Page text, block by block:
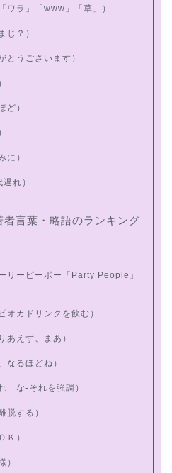
ラ」「www」「草」）
？）
うございます）
）
）
れ）
者言葉・略語のランキング
ーピーポー「Party People」
カドリンクを飲む）
えず、まあ）
るほどね）
な-それを強調）
する）
）
）